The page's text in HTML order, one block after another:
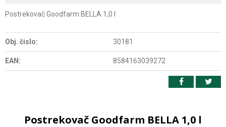
Postrekovač Goodfarm BELLA 1,0 l
Obj. čislo: 30181
EAN: 8584163039272
Postrekovač Goodfarm BELLA 1,0 l